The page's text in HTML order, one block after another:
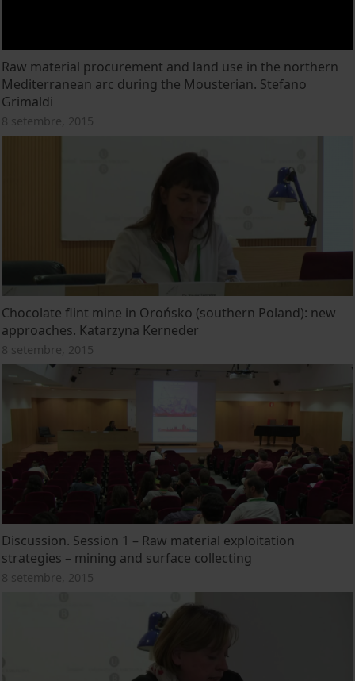
Raw material procurement and land use in the northern
Mediterranean arc during the Mousterian. Stefano
Grimaldi
8 setembre, 2015
Chocolate flint mine in Orońsko (southern Poland): new
approaches. Katarzyna Kerneder
8 setembre, 2015
Discussion. Session 1 – Raw material exploitation
strategies – mining and surface collecting
8 setembre, 2015